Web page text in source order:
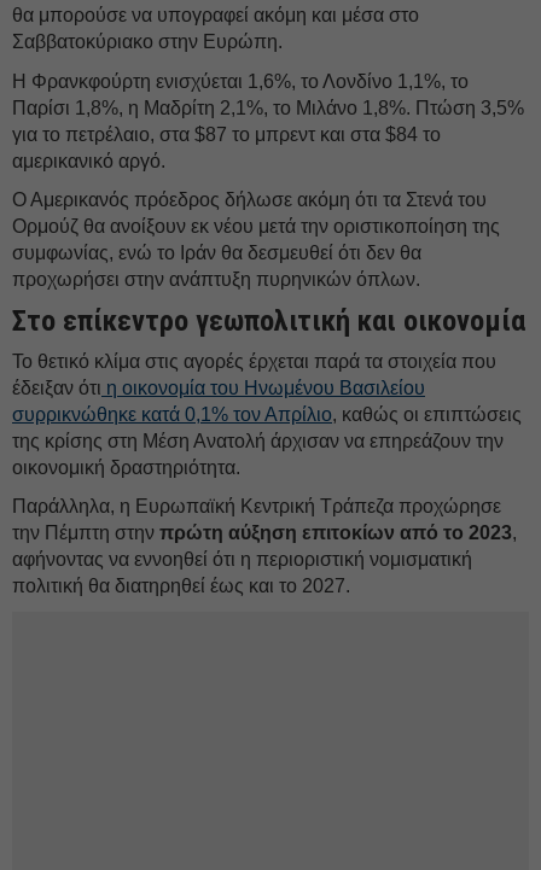
θα μπορούσε να υπογραφεί ακόμη και μέσα στο
Σαββατοκύριακο στην Ευρώπη.
H Φρανκφούρτη ενισχύεται 1,6%, το Λονδίνο 1,1%, το
Παρίσι 1,8%, η Μαδρίτη 2,1%, το Μιλάνο 1,8%. Πτώση 3,5%
για το πετρέλαιο, στα $87 το μπρεντ και στα $84 το
αμερικανικό αργό.
Ο Αμερικανός πρόεδρος δήλωσε ακόμη ότι τα Στενά του
Ορμούζ θα ανοίξουν εκ νέου μετά την οριστικοποίηση της
συμφωνίας, ενώ το Ιράν θα δεσμευθεί ότι δεν θα
προχωρήσει στην ανάπτυξη πυρηνικών όπλων.
Στο επίκεντρο γεωπολιτική και οικονομία
Το θετικό κλίμα στις αγορές έρχεται παρά τα στοιχεία που
έδειξαν ότι η οικονομία του Ηνωμένου Βασιλείου
συρρικνώθηκε κατά 0,1% τον Απρίλιο, καθώς οι επιπτώσεις
της κρίσης στη Μέση Ανατολή άρχισαν να επηρεάζουν την
οικονομική δραστηριότητα.
Παράλληλα, η Ευρωπαϊκή Κεντρική Τράπεζα προχώρησε
την Πέμπτη στην πρώτη αύξηση επιτοκίων από το 2023,
αφήνοντας να εννοηθεί ότι η περιοριστική νομισματική
πολιτική θα διατηρηθεί έως και το 2027.